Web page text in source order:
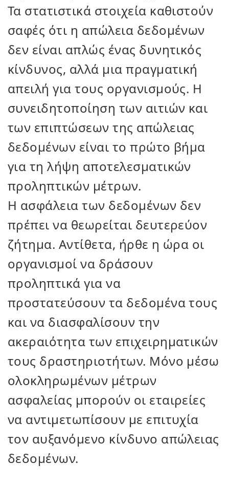
Τα στατιστικά στοιχεία καθιστούν
σαφές ότι η απώλεια δεδομένων
δεν είναι απλώς ένας δυνητικός
κίνδυνος, αλλά μια πραγματική
απειλή για τους οργανισμούς. Η
συνειδητοποίηση των αιτιών και
των επιπτώσεων της απώλειας
δεδομένων είναι το πρώτο βήμα
για τη λήψη αποτελεσματικών
προληπτικών μέτρων.
Η ασφάλεια των δεδομένων δεν
πρέπει να θεωρείται δευτερεύον
ζήτημα. Αντίθετα, ήρθε η ώρα οι
οργανισμοί να δράσουν
προληπτικά για να
προστατεύσουν τα δεδομένα τους
και να διασφαλίσουν την
ακεραιότητα των επιχειρηματικών
τους δραστηριοτήτων. Μόνο μέσω
ολοκληρωμένων μέτρων
ασφαλείας μπορούν οι εταιρείες
να αντιμετωπίσουν με επιτυχία
τον αυξανόμενο κίνδυνο απώλειας
δεδομένων.